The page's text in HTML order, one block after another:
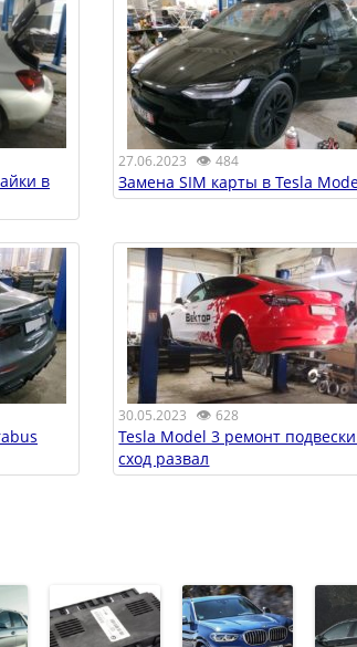
в
27.06.2023 👁484
Замена SIM карты в Tesla
30.05.2023 👁628
Tesla Model 3 ремонт
сход развал